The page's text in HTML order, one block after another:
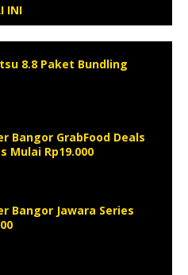
INI
8.8 Paket Bundling
Bangor GrabFood Deals
Mulai Rp19.000
Bangor Jawara Series